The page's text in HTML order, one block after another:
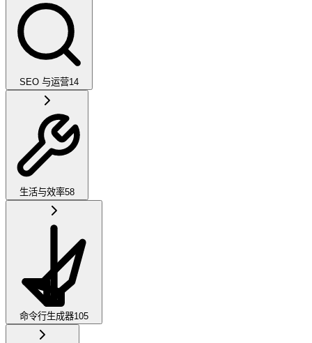
SEO 与运营14
生活与效率58
命令行生成器105